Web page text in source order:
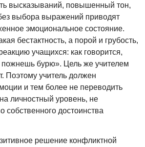
высказываний, повышенный тон,
выбора выражений приводят
эмоциональное состояние.
бестактность, а порой и грубость,
учащихся: как говорится,
бурю». Цель же учителем
Поэтому учитель должен
и тем более не переводить
личностный уровень, не
собственного достоинства
решение конфликтной